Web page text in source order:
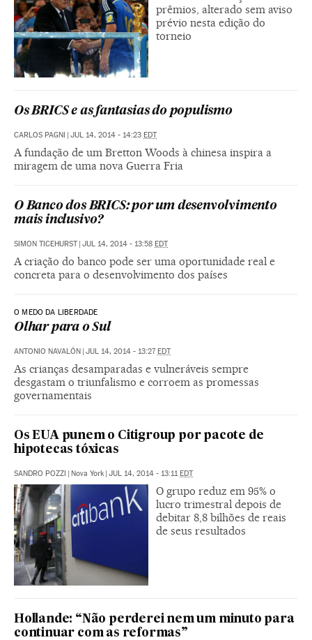
prêmios, alterado sem aviso
prévio nesta edição do
torneio
Os BRICS e as fantasias do populismo
CARLOS PAGNI | JUL 14, 2014 - 14:23 EDT
A fundação de um Bretton Woods à chinesa inspira a
miragem de uma nova Guerra Fria
O Banco dos BRICS: por um desenvolvimento
mais inclusivo?
SIMON TICEHURST | JUL 14, 2014 - 13:58 EDT
A criação do banco pode ser uma oportunidade real e
concreta para o desenvolvimento dos países
O MEDO DA LIBERDADE
Olhar para o Sul
ANTONIO NAVALÓN | JUL 14, 2014 - 13:27EDT
As crianças desamparadas e vulneráveis sempre
desgastam o triunfalismo e corroem as promessas
governamentais
Os EUA punem o Citigroup por pacote de
hipotecas tóxicas
SANDRO POZZI | Nova York | JUL 14, 2014 - 13:11EDT
O grupo reduz em 95% o
lucro trimestral depois de
debitar 8,8 bilhões de reais
de seus resultados
Hollande: “Não perderei nem um minuto para
continuar com as reformas”